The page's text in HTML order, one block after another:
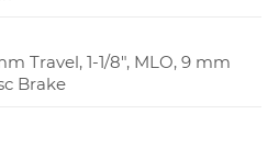
Travel, 1-1/8", MLO, 9 mm
Brake